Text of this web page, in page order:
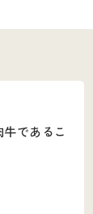
であるこ